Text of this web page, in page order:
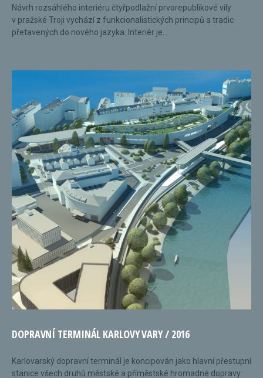
Návrh rozsáhlého interiéru čtyřpodlažní prvorepublikové vily
v pražské Troji vychází z funkcionalistických principů a tradic
přetavených do nového jazyka. Interiér je...
DOPRAVNÍ TERMINÁL KARLOVY VARY / 2016
Karlovarský dopravní terminál je koncipován jako hlavní přestupní
stanice všech druhů městské a příměstské hromadné dopravy.